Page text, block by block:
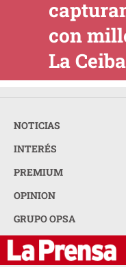
con
La Ceiba
NOTICIAS
INTERÉS
PREMIUM
OPINION
GRUPO OPSA